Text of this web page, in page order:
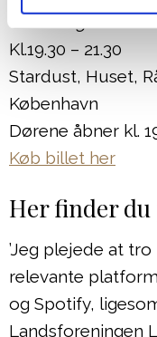
Kl.19.30 – 21.30
Stardust, Huset,
København
Dørene åbner kl.
Køb billet her
Her finder du
’Jeg plejede at
relevante
og Spotify,
Landsforeningen